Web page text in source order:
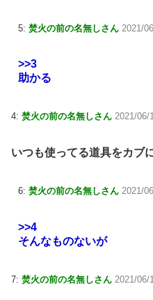
5: 焚火の前の名無しさん 2021/
>>3
助かる
4: 焚火の前の名無しさん 2021/06/
いつも使ってる道具をカブ
6: 焚火の前の名無しさん 2021/
>>4
そんなものないが
7: 焚火の前の名無しさん 2021/06/